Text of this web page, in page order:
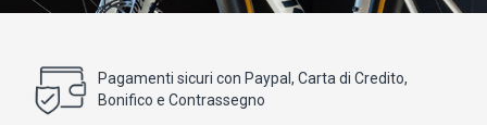
Pagamenti sicuri con Paypal, Carta di Credito,
Bonifico e Contrassegno